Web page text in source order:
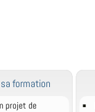
formation
projet de